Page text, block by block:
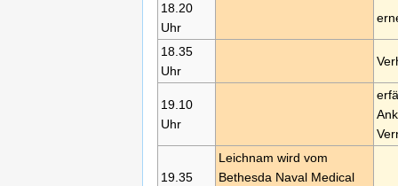
18.20
Uhr
18.35
Uhr
19.10
Uhr
19.35
Leichnam wird vom
Bethesda Naval Medical